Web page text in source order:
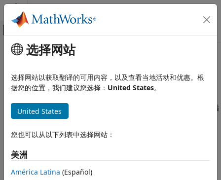
跳到内容
画布外导航菜单切换
文档主页
模块和模块集创建
创建模块算法
使用 MATLAB 创建模块
使用 MATLAB Functions 创建模块
数据定义
函数句柄
代码生成的函数句柄限制
主要内容
本页采用了机器翻译。点击此处可查看最新英文版本。
代码生成的函数句柄限制
当您在用于代码生成的 MATLAB
代码中使用函数句柄时，请遵循
以下限制：
不要使用相同的变量引用不同函数句柄
不要向coder.ceval传入函数句柄或从其传出函数句柄
选择网站
选择网站以获取翻译的可用内容，以及查看当地活动和优惠。根
据您的位置，我们建议您选择： United States。
United States
您也可以从以下列表中选择网站：
美洲
América Latina (Español)